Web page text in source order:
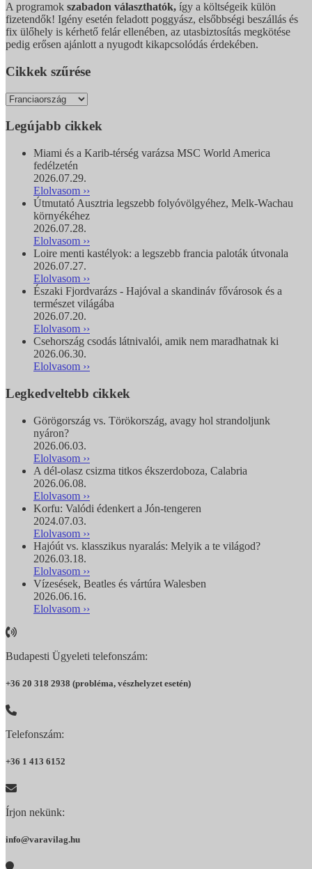
A programok szabadon választhatók, így a költségeik külön
fizetendők! Igény esetén feladott poggyász, elsőbbségi beszállás és
fix ülőhely is kérhető felár ellenében, az utasbiztosítás megkötése
pedig erősen ajánlott a nyugodt kikapcsolódás érdekében.
Cikkek szűrése
Legújabb cikkek
Miami és a Karib-térség varázsa MSC World America
fedélzetén
2026.07.29.
Elolvasom ››
Útmutató Ausztria legszebb folyóvölgyéhez, Melk-Wachau
környékéhez
2026.07.28.
Elolvasom ››
Loire menti kastélyok: a legszebb francia paloták útvonala
2026.07.27.
Elolvasom ››
Északi Fjordvarázs - Hajóval a skandináv fővárosok és a
természet világába
2026.07.20.
Elolvasom ››
Csehország csodás látnivalói, amik nem maradhatnak ki
2026.06.30.
Elolvasom ››
Legkedveltebb cikkek
Görögország vs. Törökország, avagy hol strandoljunk
nyáron?
2026.06.03.
Elolvasom ››
A dél-olasz csizma titkos ékszerdoboza, Calabria
2026.06.08.
Elolvasom ››
Korfu: Valódi édenkert a Jón-tengeren
2024.07.03.
Elolvasom ››
Hajóút vs. klasszikus nyaralás: Melyik a te világod?
2026.03.18.
Elolvasom ››
Vízesések, Beatles és vártúra Walesben
2026.06.16.
Elolvasom ››
Budapesti Ügyeleti telefonszám:
+36 20 318 2938 (probléma, vészhelyzet esetén)
Telefonszám:
+36 1 413 6152
Írjon nekünk:
info@varavilag.hu